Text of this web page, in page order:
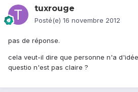
tuxrouge
Posté(e) 16 novembre 2012
pas de réponse.
cela veut-il dire que personne n'a
questio n'est pas claire ?